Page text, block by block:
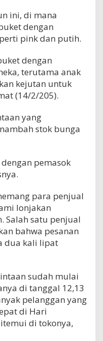
ini, di mana
dengan
pink dan putih.
dengan
terutama anak
kejutan untuk
(14/2/205).
yang
stok bunga
pemasok
para penjual
lonjakan
Salah satu penjual
bahwa pesanan
dua kali lipat
sudah mulai
di tanggal 12,13
pelanggan yang
di Hari
di tokonya,